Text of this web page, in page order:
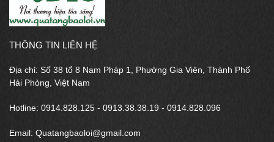
THÔNG TIN LIÊN HỆ
Địa chỉ: Số 38 tổ 8 Nam Pháp 1, Phường Gia Viên, Thành Phố
Hải Phòng, Việt Nam
Hotline: 0914.828.125 - 0913.38.38.19 - 0914.828.096
Email: Quatangbaoloi@gmail.com